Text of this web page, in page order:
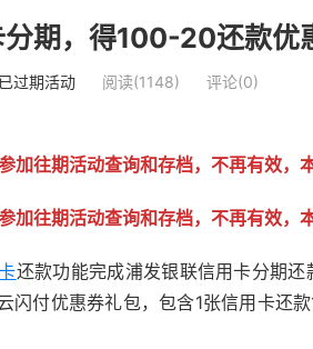
分期，得100-20还款优
已过期活动 阅读(1148) 评论(0)
加往期活动查询和存档，不再有效，
加往期活动查询和存档，不再有效，
还款功能完成浦发银联信用卡分期还
闪付优惠券礼包，包含1张信用卡还